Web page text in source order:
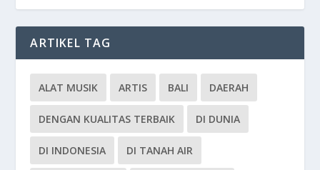
ARTIKEL TAG
ALAT MUSIK ARTIS BALI DAERAH
DENGAN KUALITAS TERBAIK DI DUNIA
DI INDONESIA DI TANAH AIR